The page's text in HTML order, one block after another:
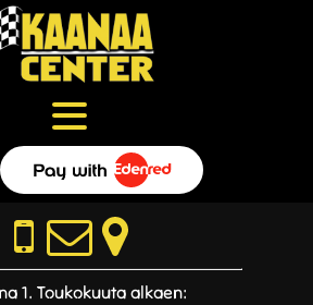
1. Toukokuuta alkaen: